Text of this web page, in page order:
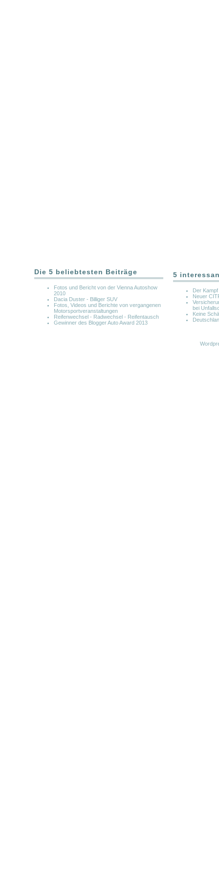
Die 5 beliebtesten Beiträge
Fotos und Bericht von der Vienna Autoshow
2010
Dacia Duster - Billiger SUV
Fotos, Videos und Berichte von vergangenen
Motorsportveranstaltungen
Reifenwechsel - Radwechsel - Reifentausch
Gewinner des Blogger Auto Award 2013
5
Der
Neuer
bei
Keine